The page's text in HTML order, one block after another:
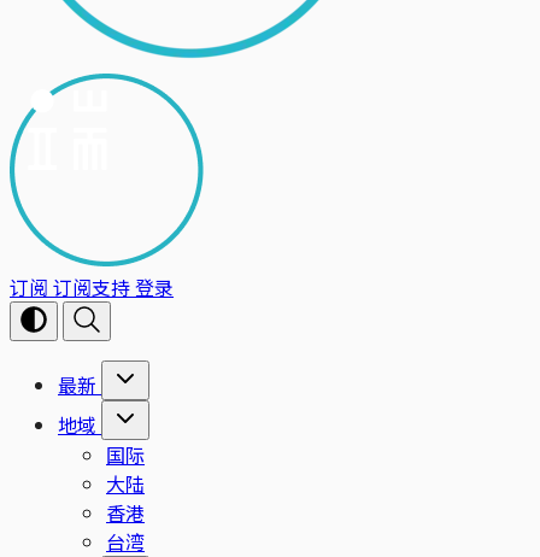
订阅 订阅支持登录
最新
地域
国际
大陆
香港
台湾